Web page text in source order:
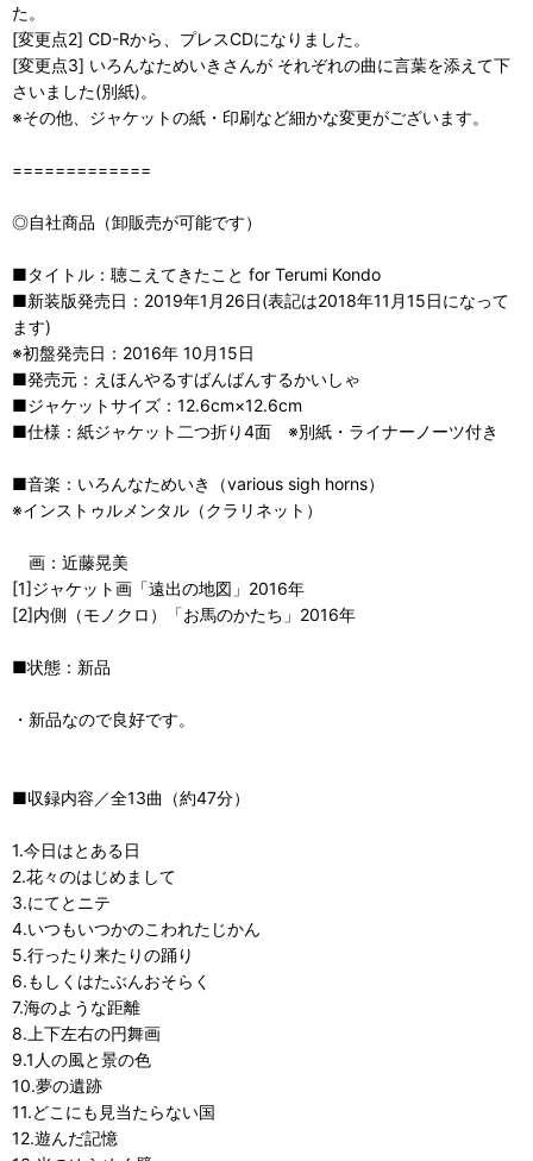
た。
[変更点2] CD-Rから、プレスCDになりました。
[変更点3] いろんなためいきさんが それぞれの曲に言葉を添えて下
さいました(別紙)。
※その他、ジャケットの紙・印刷など細かな変更がございます。
=============
◎自社商品（卸販売が可能です）
■タイトル：聴こえてきたこと for Terumi Kondo
■新装版発売日：2019年1月26日(表記は2018年11月15日になって
ます)
※初盤発売日：2016年 10月15日
■発売元：えほんやるすばんばんするかいしゃ
■ジャケットサイズ：12.6cm×12.6cm
■仕様：紙ジャケット二つ折り4面 ※別紙・ライナーノーツ付き
■音楽：いろんなためいき（various sigh horns）
※インストゥルメンタル（クラリネット）
画：近藤晃美
[1]ジャケット画「遠出の地図」2016年
[2]内側（モノクロ）「お馬のかたち」2016年
■状態：新品
・新品なので良好です。
■収録内容／全13曲（約47分）
1.今日はとある日
2.花々のはじめまして
3.にてとニテ
4.いつもいつかのこわれたじかん
5.行ったり来たりの踊り
6.もしくはたぶんおそらく
7.海のような距離
8.上下左右の円舞画
9.1人の風と景の色
10.夢の遺跡
11.どこにも見当たらない国
12.遊んだ記憶